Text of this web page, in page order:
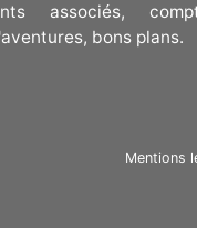
associés,
bons plans.
Mentions